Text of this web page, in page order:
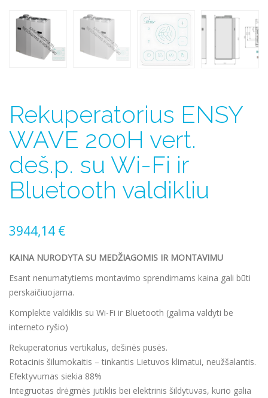
Rekuperatorius ENSY
WAVE 200H vert.
deš.p. su Wi-Fi ir
Bluetooth valdikliu
3944,14 €
KAINA NURODYTA SU MEDŽIAGOMIS IR MONTAVIMU
Esant nenumatytiems montavimo sprendimams kaina gali būti
perskaičiuojama.
Komplekte valdiklis su Wi-Fi ir Bluetooth (galima valdyti be
interneto ryšio)
Rekuperatorius vertikalus, dešinės pusės.
Rotacinis šilumokaitis – tinkantis Lietuvos klimatui, neužšalantis.
Efektyvumas siekia 88%
Integruotas drėgmės jutiklis bei elektrinis šildytuvas, kurio galia